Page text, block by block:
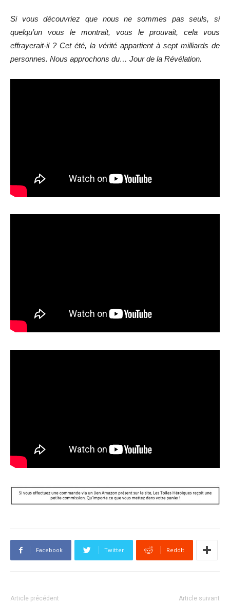
Si vous découvriez que nous ne sommes pas seuls, si
quelqu’un vous le montrait, vous le prouvait, cela vous
effrayerait-il ? Cet été, la vérité appartient à sept milliards de
personnes. Nous approchons du… Jour de la Révélation.
Facebook Twitter ReddIt
Article précédent Article suivant